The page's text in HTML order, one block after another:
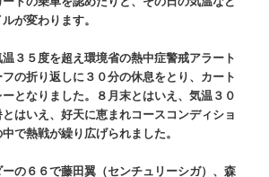
が変わります。
３５度を超え環境省の熱中症警戒アラート
の折り返しに３０分の休息をとり、カート
となりました。８月末とはいえ、気温３０
はいえ、好天に恵まれコースコンディショ
で熱戦が繰り広げられました。
の６６で藤田翼（センチュリーシガ）、森